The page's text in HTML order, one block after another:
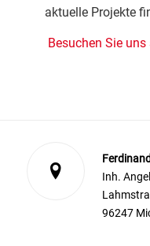
aktuelle Projekte
Besuchen Sie
Inh.
96247